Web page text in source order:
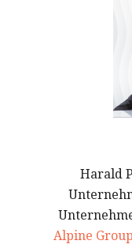
Harald
Alpine Group